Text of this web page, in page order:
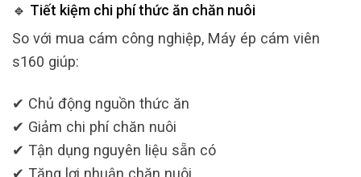
🔹 Tiết kiệm chi phí thức ăn chăn nuôi
So với mua cám công nghiệp, Máy ép cám viên
s160 giúp:
✔ Chủ động nguồn thức ăn
✔ Giảm chi phí chăn nuôi
✔ Tận dụng nguyên liệu sẵn có